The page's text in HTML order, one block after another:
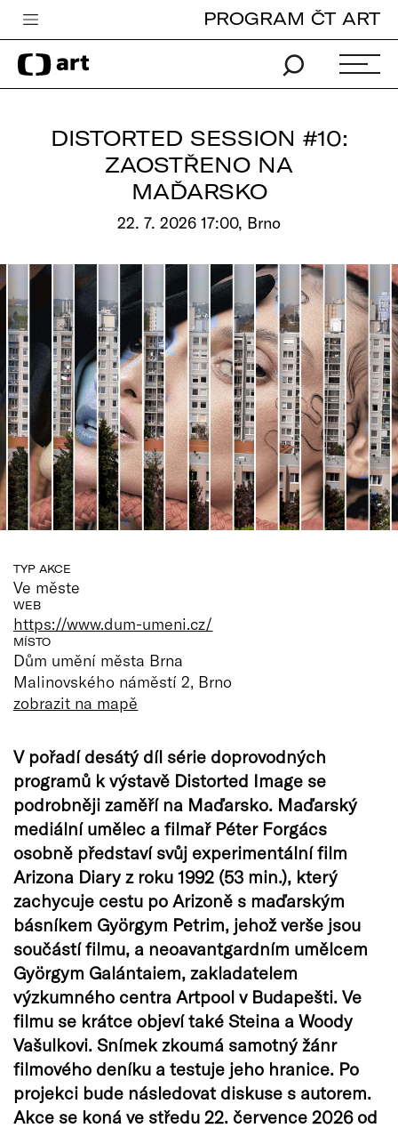
Česká televize
Zpravodajství
edu
Vše o ČT
PROGRAM ČT ART
DISTORTED SESSION #10:
ZAOSTŘENO NA
MAĎARSKO
22. 7. 2026 17:00, Brno
TYP AKCE
Ve měste
WEB
https://www.dum-umeni.cz/
MÍSTO
Dům umění města Brna
Malinovského náměstí 2, Brno
zobrazit na mapě
V pořadí desátý díl série doprovodných
programů k výstavě Distorted Image se
podrobněji zaměří na Maďarsko. Maďarský
mediální umělec a filmař Péter Forgács
osobně představí svůj experimentální film
Arizona Diary z roku 1992 (53 min.), který
zachycuje cestu po Arizoně s maďarským
básníkem Györgym Petrim, jehož verše jsou
součástí filmu, a neoavantgardním umělcem
Györgym Galántaiem, zakladatelem
výzkumného centra Artpool v Budapešti. Ve
filmu se krátce objeví také Steina a Woody
Vašulkovi. Snímek zkoumá samotný žánr
filmového deníku a testuje jeho hranice. Po
projekci bude následovat diskuse s autorem.
Akce se koná ve středu 22. července 2026 od